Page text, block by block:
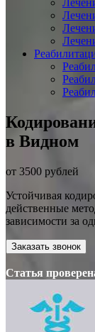
в Видном
от 3500 рублей
Устойчивая
действенные
зависимости за
Заказать звонок
Статья